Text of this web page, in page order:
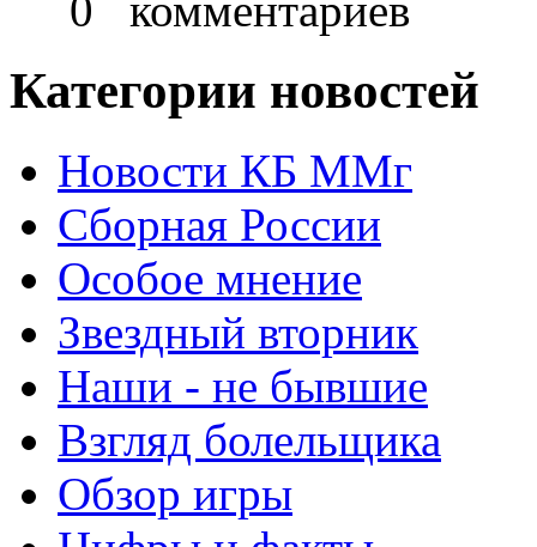
Категории новостей
Новости КБ ММг
Сборная России
Особое мнение
Звездный вторник
Наши - не бывшие
Взгляд болельщика
Обзор игры